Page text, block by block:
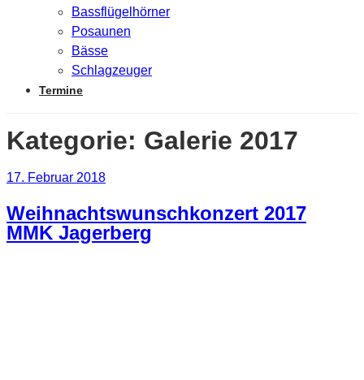
Bassflügelhörner
Posaunen
Bässe
Schlagzeuger
Termine
Kategorie: Galerie 2017
Veröffentlicht
17. Februar 2018
Weihnachtswunschkonzert 2017
MMK Jagerberg